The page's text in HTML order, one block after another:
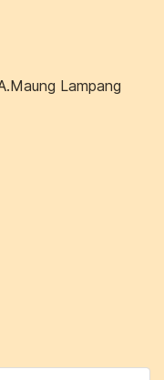
Lampang